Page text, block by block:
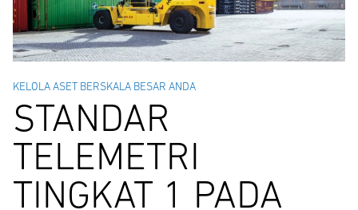
KELOLA ASET BERSKALA BESAR ANDA
STANDAR
TELEMETRI
TINGKAT 1 PADA